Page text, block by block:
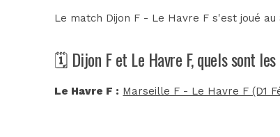
Le match Dijon F - Le Havre F s'est joué au
🗓️ Dijon F et Le Havre F, quels sont
Le Havre F : Marseille F - Le Havre F (D1